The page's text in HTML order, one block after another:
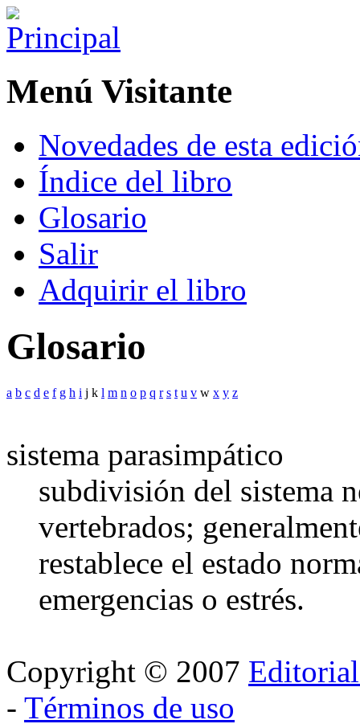
Menú Visitante
Novedades de esta
Índice del libro
Glosario
Salir
Adquirir el libro
Glosario
a b c d e f g h i j k l m n o p q r s t u v w x y z
sistema parasimpático
subdivisión del sistema
vertebrados;
restablece el estado
emergencias o estrés.
Copyright © 2007
- Términos de uso